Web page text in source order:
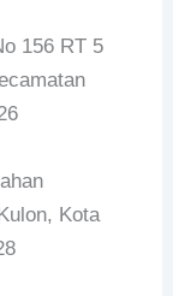
156 RT 5
Kota